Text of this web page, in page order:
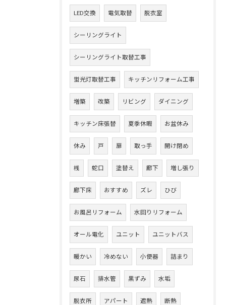
LED交換 電気取替 脱衣室
シーリングライト
シーリングライト取替工事
蛍光灯取替工事 キッチンリフォーム工事
増築 改築 リビング ダイニング
キッチン床張替 夏季休暇 お盆休み
休み 戸 扉 取っ手 開け閉め
桟 蛇口 塗替え 廊下 増し張り
廊下床 おすすめ ズレ ひび
お風呂リフォーム 水回りリフォーム
オール電化 ユニット ユニットバス
暖かい 冷めない 小便器 詰まり
尿石 排水管 黒ずみ 水垢
脱衣所 アパート 遮熱 断熱